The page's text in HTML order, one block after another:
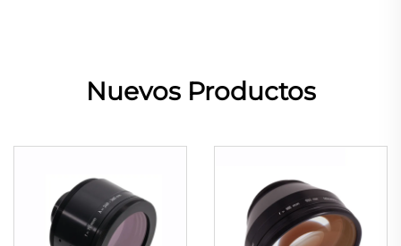
Nuevos Productos